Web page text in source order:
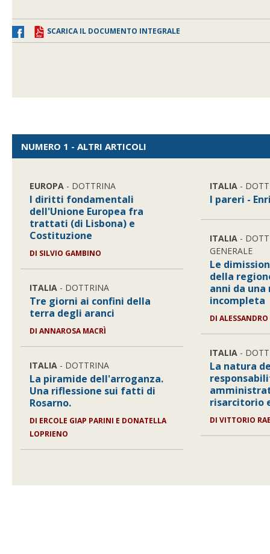
SCARICA IL DOCUMENTO INTEGRALE
NUMERO 1 - ALTRI ARTICOLI
EUROPA - DOTTRINA
I diritti fondamentali
dell'Unione Europea fra
trattati (di Lisbona) e
Costituzione
DI SILVIO GAMBINO
ITALIA - DOTTRINA
Tre giorni ai confini della
terra degli aranci
DI ANNAROSA MACRÌ
ITALIA - DOTTRINA
La piramide dell'arroganza.
Una riflessione sui fatti di
Rosarno.
DI ERCOLE GIAP PARINI E DONATELLA
LOPRIENO
ITALIA -
I pareri -
ITALIA -
GENERALE
Le
della
anni da
incompleta
DI ALESSANDRO
ITALIA -
La natura
risarcitorio
DI VITTORIO